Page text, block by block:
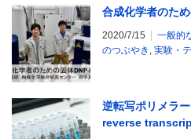
合成化学者のた
2020/7/15 一般的
のつぶやき , 実験・
逆転写ポリメラ
reverse